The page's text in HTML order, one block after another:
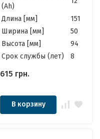
(Ah)
Длина [мм]
151
Ширина [мм]
50
Высота [мм]
94
Cрок службы (лет)
8
615 грн.
В корзину